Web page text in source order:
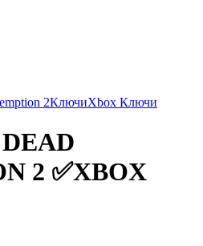
2КлючиXbox Ключи
2 ✅XBOX